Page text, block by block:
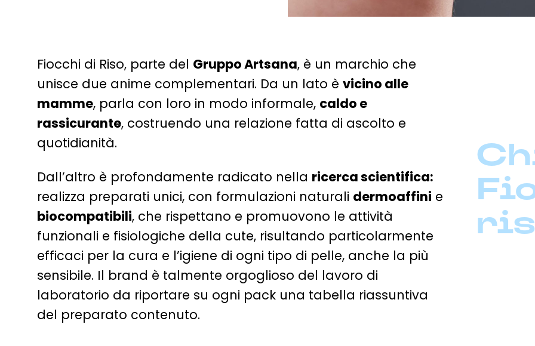
Fiocchi di Riso, parte del Gruppo Artsana, è un marchio che
unisce due anime complementari. Da un lato èvicino alle
mamme, parla con loro in modo informale, caldo e
rassicurante, costruendo una relazione fatta di ascolto e
quotidianità.
Dall’altro è profondamente radicato nella ricerca scientifica:
realizza preparati unici, con formulazioni naturali dermoaffini e
biocompatibili, che rispettano e promuovono le attività
funzionali e fisiologiche della cute, risultando particolarmente
efficaci per la cura e l’igiene di ogni tipo di pelle, anche la più
sensibile. Il brand è talmente orgoglioso del lavoro di
laboratorio da riportare su ogni pack una tabella riassuntiva
del preparato contenuto.